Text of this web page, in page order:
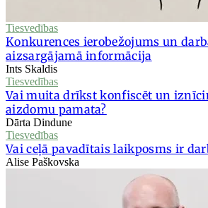
Tiesvedības
Konkurences ierobežojums un
aizsargājamā informācija
Ints Skaldis
Tiesvedības
Vai muita drīkst konfiscēt un
aizdomu pamata?
Dārta Dindune
Tiesvedības
Vai ceļā pavadītais laikposms ir
Alise Paškovska